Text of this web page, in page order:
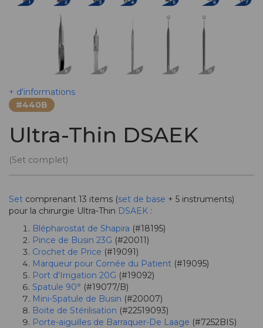
+ d'informations
#440B
Ultra-Thin DSAEK
(Set complet)
Set comprenant 13 items (set de base + 5 instruments)
pour la chirurgie Ultra-Thin DSAEK :
Blépharostat de Shapira (#18195)
Pince de Busin 23G (#20011)
Crochet de Price (#19091)
Marqueur pour Cornée du Patient (#19095)
Port d'Irrigation 20G (#19092)
Spatule 90° (#19077/B)
Mini-Spatule de Busin (#20007)
Boite de Stérilisation (#22519093)
Porte-aiguilles de Barraquer-De Laage (#7252BIS)